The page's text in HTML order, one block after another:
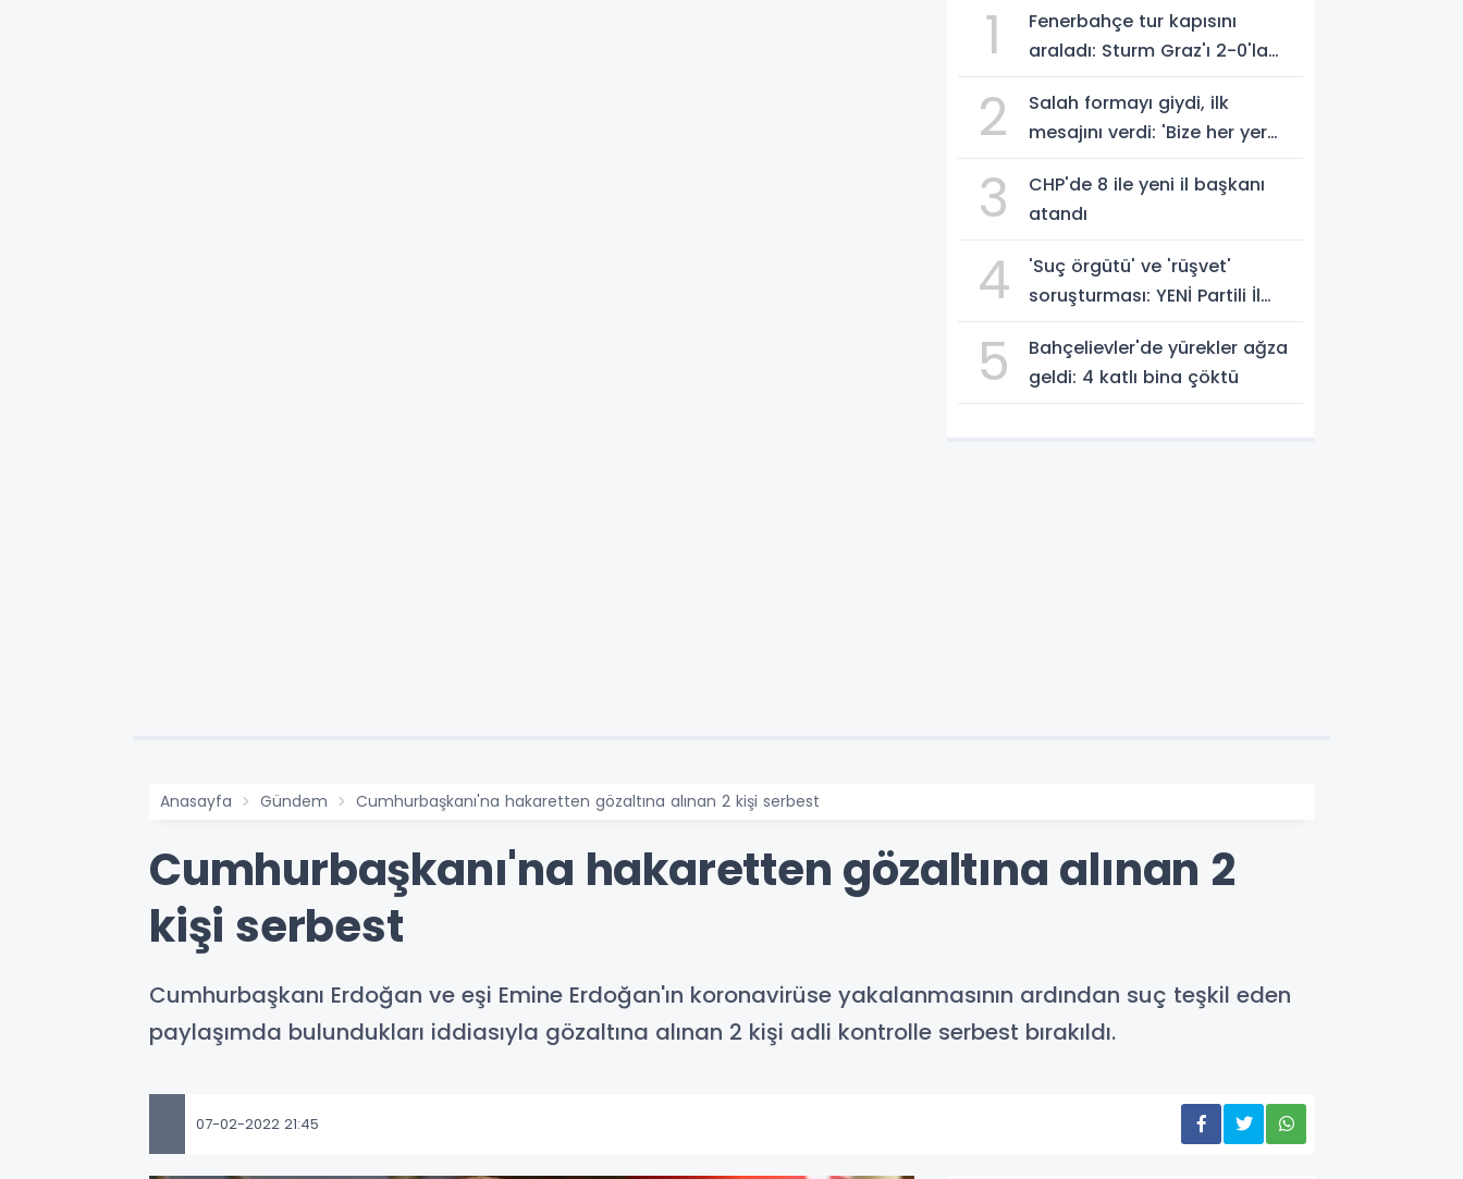
1
Fenerbahçe tur kapısını
araladı: Sturm Graz'ı 2-0'la
2
Salah formayı giydi, ilk
mesajını verdi: 'Bize her yer
3
CHP'de 8 ile yeni il başkanı
atandı
4
'Suç örgütü' ve 'rüşvet'
soruşturması: YENİ Partili İl
gözaltında
5
Bahçelievler'de yürekler ağza
geldi: 4 katlı bina çöktü
Anasayfa Gündem Cumhurbaşkanı'na hakaretten gözaltına alınan 2 kişi serbest
Cumhurbaşkanı'na hakaretten gözaltına alınan 2
kişi serbest
Cumhurbaşkanı Erdoğan ve eşi Emine Erdoğan'ın koronavirüse yakalanmasının ardından suç teşkil eden
paylaşımda bulundukları iddiasıyla gözaltına alınan 2 kişi adli kontrolle serbest bırakıldı.
07-02-2022 21:45